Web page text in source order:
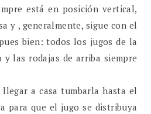
está en posición vertical,
y , generalmente, sigue con el
bien: todos los jugos de la
las rodajas de arriba siempre
a casa tumbarla hasta el
para que el jugo se distribuya